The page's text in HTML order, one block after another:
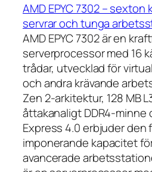
AMD EPYC 7302 –
servrar och tunga
AMD EPYC 7302 är en
serverprocessor med 16
trådar, utvecklad för
och andra krävande
Zen 2-arkitektur, 128 MB
åttakanaligt DDR4-minne
Express 4.0 erbjuder den
imponerande kapacitet
avancerade